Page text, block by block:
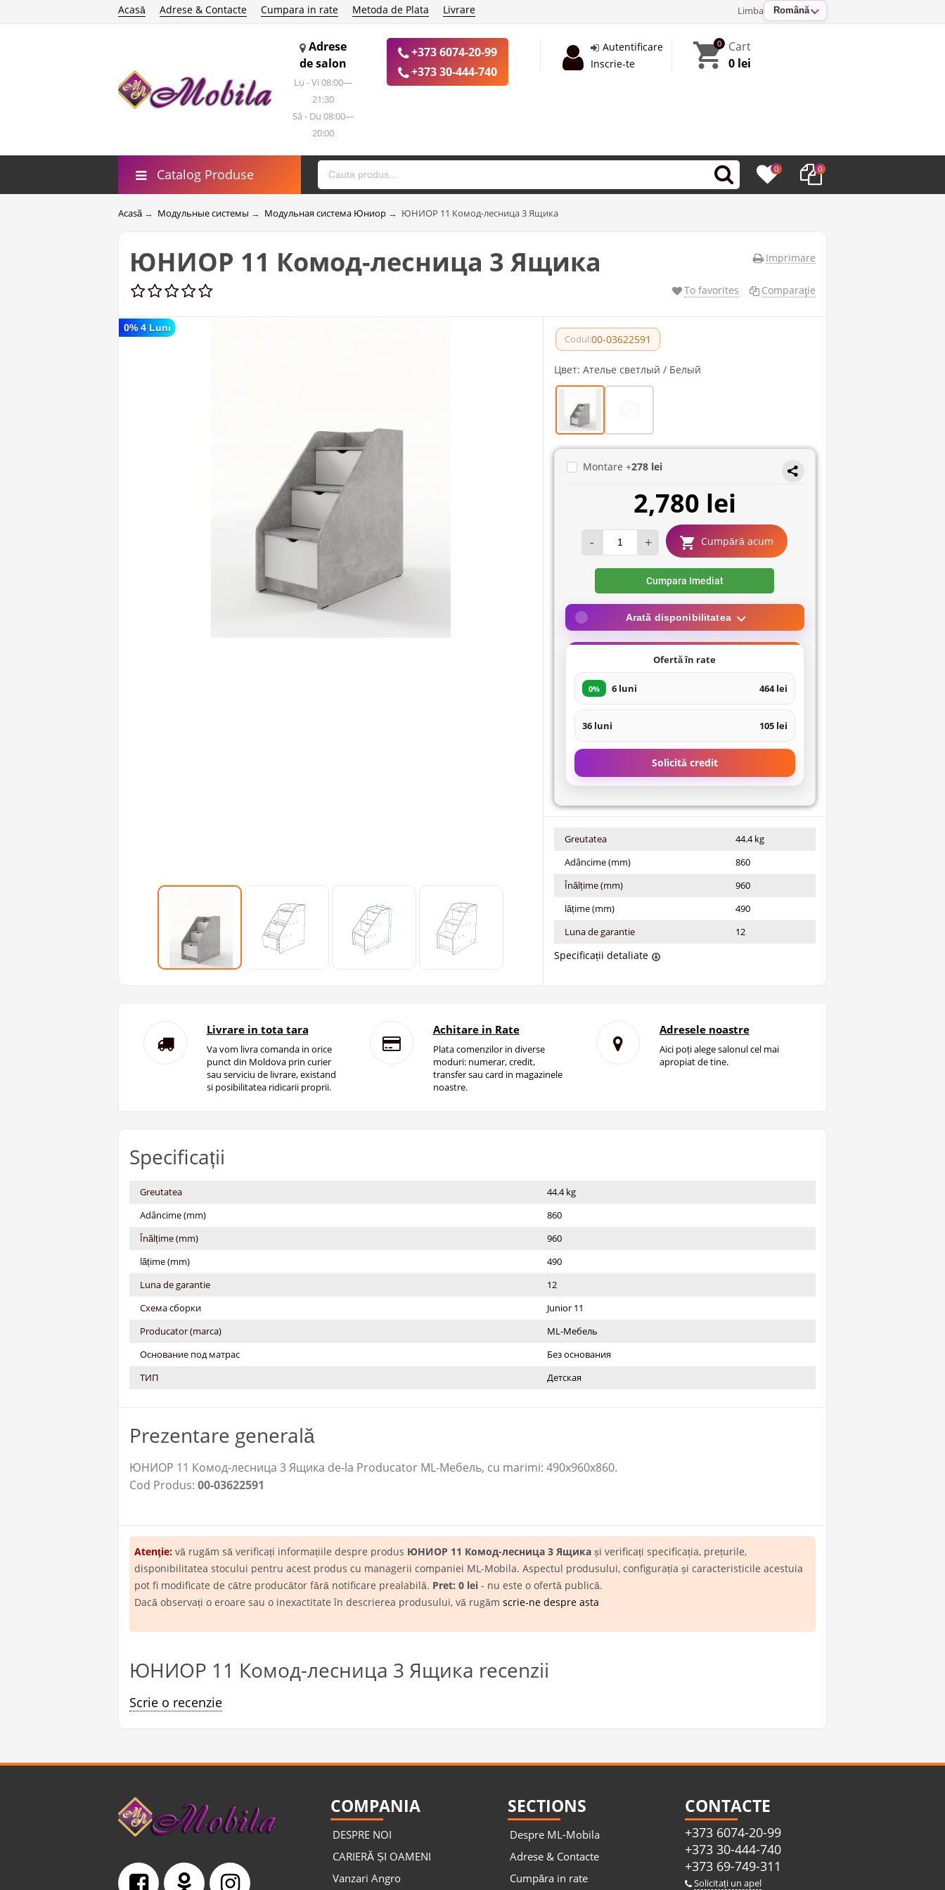
Limba Română
Acasă Adrese & Contacte Cumpara in rate Metoda de Plata Livrare
Adrese
de salon
Lu - Vi 08:00—
21:30
Sâ - Du 08:00—
20:00
+373 6074-20-99
+373 30-444-740
Autentificare
Inscrie-te
0
Cart
0 lei
Catalog Produse 0 0
Acasă → Модульные системы → Модульная система Юниор → ЮНИОР 11 Комод-лесница 3 Ящика
Imprimare
ЮНИОР 11 Комод-лесница 3 Ящика
To favorites Comparaţie
0% 4 Luni
Codul:00-03622591
Цвет: Ателье светлый / Белый
Montare +278 lei
2,780 lei
- + Cumpără acum
Cumpara Imediat
Arată disponibilitatea
Ofertă în rate
0% 6 luni 464 lei
36 luni 105 lei
Solicită credit
Greutatea
44.4 kg
Adâncime (mm)
860
Înălțime (mm)
960
lățime (mm)
490
Luna de garantie
12
Specificații detaliate
Livrare in tota tara
Va vom livra comanda in orice
punct din Moldova prin curier
sau serviciu de livrare, existand
si posibilitatea ridicarii proprii.
Achitare in Rate
Plata comenzilor in diverse
moduri: numerar, credit,
transfer sau card in magazinele
noastre.
Adresele noastre
Aici poți alege salonul cel mai
apropiat de tine.
Specificații
Greutatea
44.4 kg
Adâncime (mm)
860
Înălțime (mm)
960
lățime (mm)
490
Luna de garantie
12
Схема сборки
Junior 11
Producator (marca)
ML-Мебель
Основание под матрас
Без основания
ТИП
Детская
Prezentare generală
ЮНИОР 11 Комод-лесница 3 Ящика de-la Producator ML-Мебель​, cu marimi: 490x960x860.
Cod Produs: 00-03622591
Atenţie: vă rugăm să verificați informațiile despre produs ЮНИОР 11 Комод-лесница 3 Ящика și verificați specificația, prețurile,
disponibilitatea stocului pentru acest produs cu managerii companiei ML-Mobila. Aspectul produsului, configurația și caracteristicile acestuia
pot fi modificate de către producător fără notificare prealabilă. Pret: 0 lei - nu este o ofertă publică.
Dacă observați o eroare sau o inexactitate în descrierea produsului, vă rugăm scrie-ne despre asta
ЮНИОР 11 Комод-лесница 3 Ящика recenzii
Scrie o recenzie
COMPANIA
DESPRE NOI
CARIERĂ ȘI OAMENI
Vanzari Angro
SECTIONS
Despre ML-Mobila
Adrese & Contacte
Cumpăra in rate
CONTACTE
+373 6074-20-99
+373 30-444-740
+373 69-749-311
Solicitați un apel